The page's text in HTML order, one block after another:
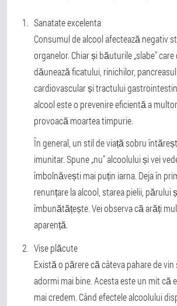
Sanatate excelenta
Consumul de alcool afectează negativ
organelor. Chiar și băuturile „slabe"
dăunează ficatului, rinichilor,
cardiovascular și tractului
alcool este o prevenire eficientă a
provoacă moartea timpurie.
În general, un stil de viață sobru
imunitar. Spune „nu" alcoolului și vei
îmbolnăvești mai puțin iarna. Deja în
renunțare la alcool, starea pielii, părului
îmbunătățește. Vei observa că arăți
aparență.
Vise plăcute
Există o părere că câteva pahare de
adormi mai bine. Acesta este un mit că
mai credem. Când efectele alcoolului